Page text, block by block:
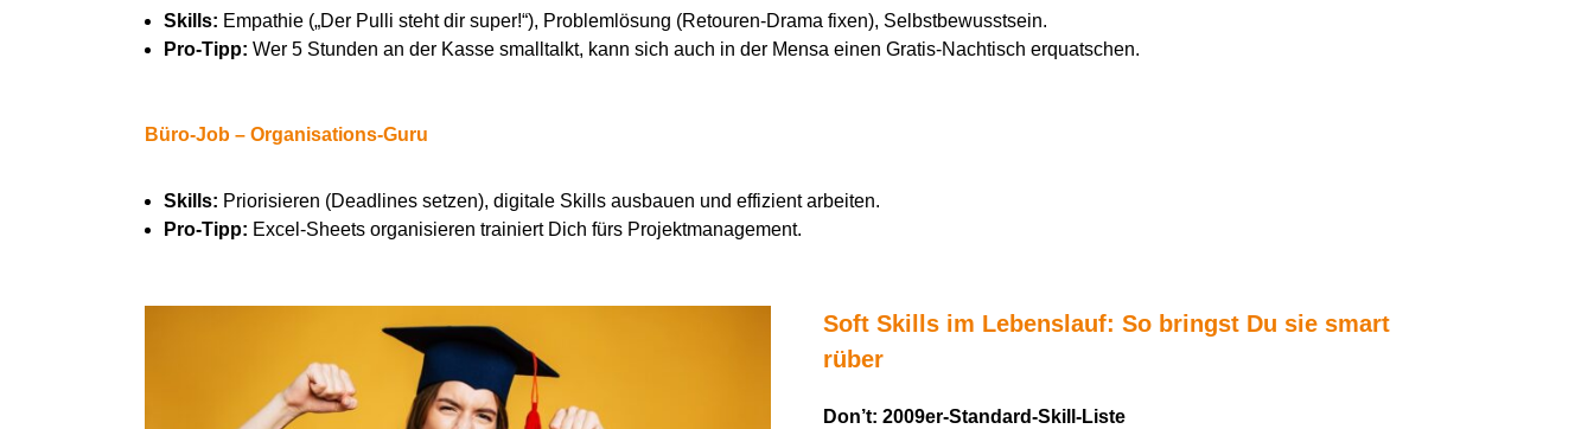
Skills: Empathie („Der Pulli steht dir super!“), Problemlösung (Retouren-Drama fixen), Selbstbewusstsein.
Pro-Tipp: Wer 5 Stunden an der Kasse smalltalkt, kann sich auch in der Mensa einen Gratis-Nachtisch erquatschen.
Büro-Job – Organisations-Guru
Skills: Priorisieren (Deadlines setzen), digitale Skills ausbauen und effizient arbeiten.
Pro-Tipp: Excel-Sheets organisieren trainiert Dich fürs Projektmanagement.
Soft Skills im Lebenslauf: So bringst Du sie smart
rüber
Don’t: 2009er-Standard-Skill-Liste